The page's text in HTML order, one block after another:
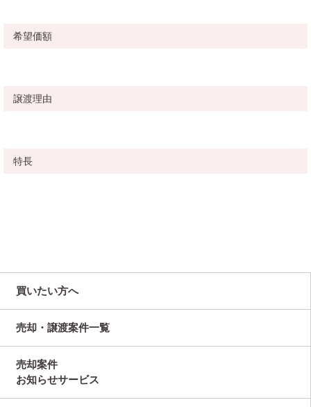
希望価額
譲渡理由
特長
買いたい方へ
売却・譲渡案件一覧
売却案件
お知らせサービス